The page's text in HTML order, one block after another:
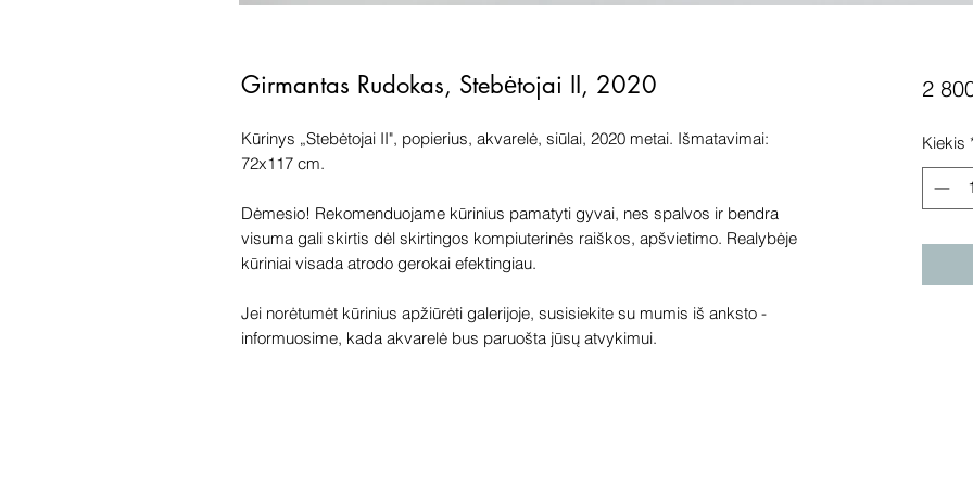
Girmantas Rudokas, Stebėtojai II, 2020
Kūrinys „Stebėtojai II", popierius, akvarelė, siūlai, 2020 metai. Išmatavimai:
72x117 cm.
Dėmesio! Rekomenduojame kūrinius pamatyti gyvai, nes spalvos ir bendra
visuma gali skirtis dėl skirtingos kompiuterinės raiškos, apšvietimo. Realybėje
kūriniai visada atrodo gerokai efektingiau.
Jei norėtumėt kūrinius apžiūrėti galerijoje, susisiekite su mumis iš anksto -
informuosime, kada akvarelė bus paruošta jūsų atvykimui.
2
Kiekis